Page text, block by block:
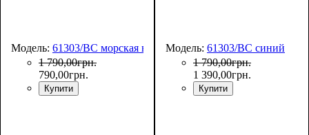
Модель: 61303/BC морская волна
1 790,00грн.
790,00грн.
Купити
Модель: 61303/BC синий
1 790,00грн.
1 390,00грн.
Купити